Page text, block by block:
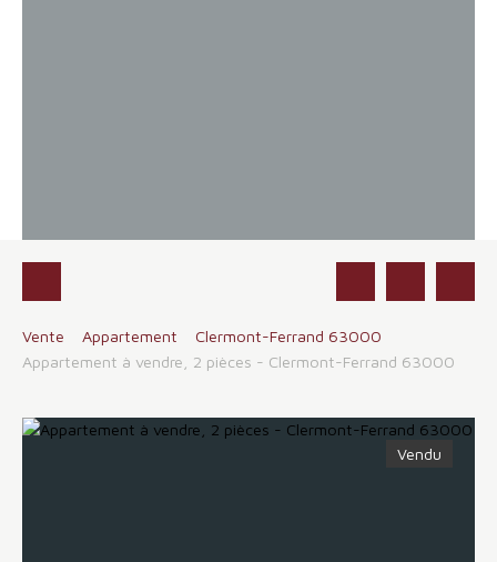
Vente Appartement
Clermont-Ferrand 63000
Appartement à vendre, 2 pièces - Clermont-Ferrand 63000
Vendu